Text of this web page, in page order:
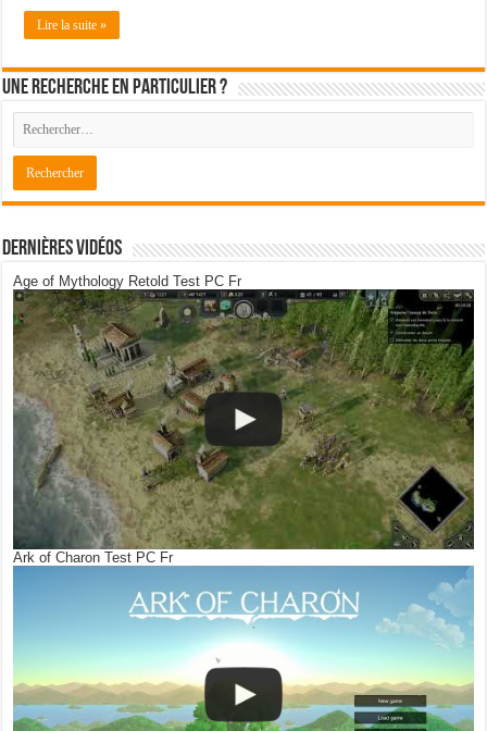
Lire la suite »
Une recherche en particulier ?
Dernières Vidéos
Age of Mythology Retold Test PC Fr
Ark of Charon Test PC Fr